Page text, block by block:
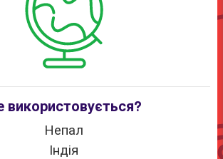
використовується?
Непал
Індія